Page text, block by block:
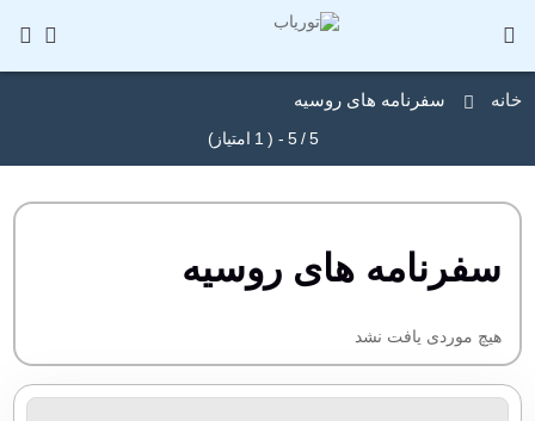
خانه سفرنامه های روسیه
5
/
5
- (
1 امتیاز)
سفرنامه های روسیه
هیچ موردی یافت نشد